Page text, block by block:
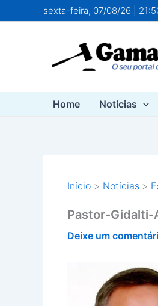
para
sexta-feira, 07/08/26 |
Home Notícias
Início Notícias
Pastor-Gidalti-
Deixe um